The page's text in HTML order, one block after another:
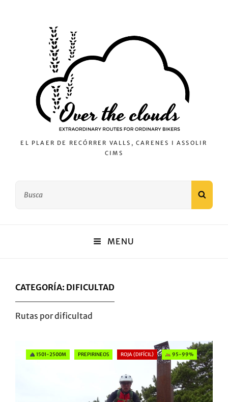
EL PLAER DE RECÓRRER VALLS, CARENES I ASSOLIR
CIMS
MENU
CATEGORÍA: DIFICULTAD
Rutas por dificultad
Categories
1501-2500M PREPIRINEOS ROJA (DIFÍCIL) 95-99%